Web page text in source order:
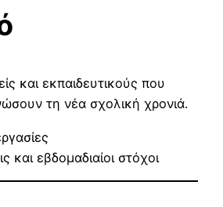
και εκπαιδευτικούς που
τη νέα σχολική χρονιά.
και εβδομαδιαίοι στόχοι